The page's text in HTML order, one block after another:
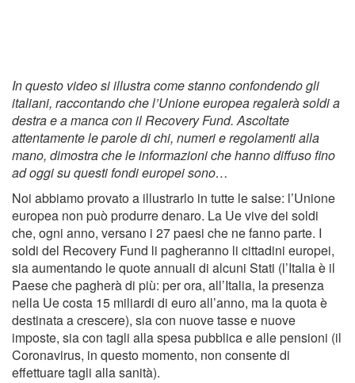
In questo video si illustra come stanno confondendo gli
italiani, raccontando che l’Unione europea regalerà soldi a
destra e a manca con il Recovery Fund. Ascoltate
attentamente le parole di chi, numeri e regolamenti alla
mano, dimostra che le informazioni che hanno diffuso fino
ad oggi su questi fondi europei sono…
Noi abbiamo provato a illustrarlo in tutte le salse: l’Unione
europea non può produrre denaro. La Ue vive dei soldi
che, ogni anno, versano i 27 paesi che ne fanno parte. I
soldi del Recovery Fund li pagheranno li cittadini europei,
sia aumentando le quote annuali di alcuni Stati (l’Italia è il
Paese che pagherà di più: per ora, all’Italia, la presenza
nella Ue costa 15 miliardi di euro all’anno, ma la quota è
destinata a crescere), sia con nuove tasse e nuove
imposte, sia con tagli alla spesa pubblica e alle pensioni (il
Coronavirus, in questo momento, non consente di
effettuare tagli alla sanità).